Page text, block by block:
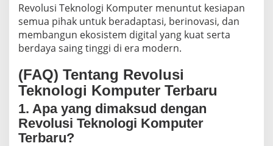
Revolusi Teknologi Komputer menuntut kesiapan
semua pihak untuk beradaptasi, berinovasi, dan
membangun ekosistem digital yang kuat serta
berdaya saing tinggi di era modern.
(FAQ) Tentang Revolusi
Teknologi Komputer Terbaru
1. Apa yang dimaksud dengan
Revolusi Teknologi Komputer
Terbaru?